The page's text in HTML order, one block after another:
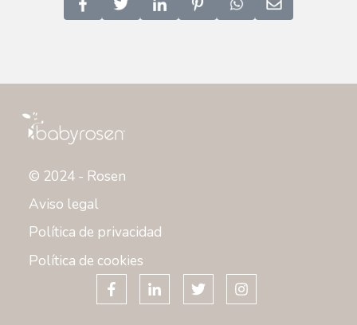
© 2024 - Rosen
Aviso legal
Política de privacidad
Política de cookies